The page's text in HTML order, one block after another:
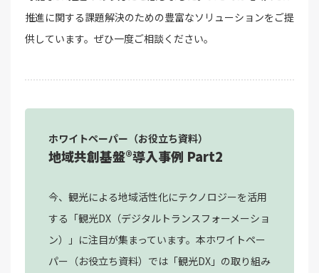
推進に関する課題解決のための豊富なソリューションをご提
供しています。ぜひ一度ご相談ください。
ホワイトペーパー（お役立ち資料）
地域共創基盤®導入事例 Part2
今、観光による地域活性化にテクノロジーを活用
する「観光DX（デジタルトランスフォーメーショ
ン）」に注目が集まっています。本ホワイトペー
パー（お役立ち資料）では「観光DX」の取り組み